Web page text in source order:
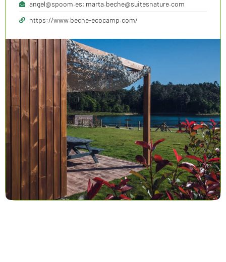
angel@spoom.es; marta.beche@suitesnature.com
https://www.beche-ecocamp.com/